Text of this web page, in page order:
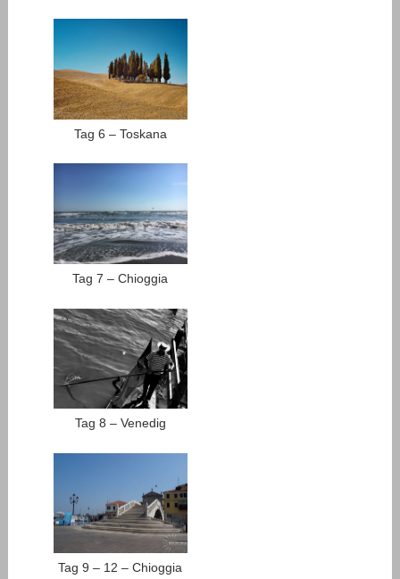
Tag 6 – Toskana
Tag 7 – Chioggia
Tag 8 – Venedig
Tag 9 – 12 – Chioggia